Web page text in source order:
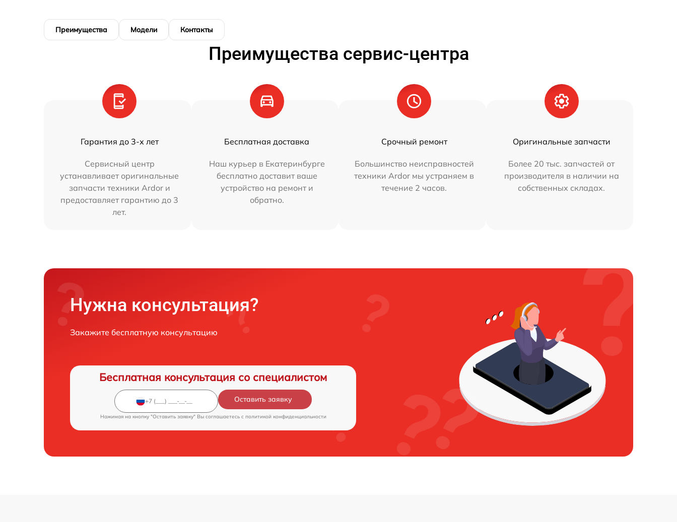
Преимущества Модели Контакты
Преимущества сервис-центра
Гарантия до 3-х лет
Сервисный центр
устанавливает оригинальные
запчасти техники Ardor и
предоставляет гарантию до 3
лет.
Бесплатная доставка
Наш курьер в Екатеринбурге
бесплатно доставит ваше
устройство на ремонт и
обратно.
Срочный ремонт
Большинство неисправностей
техники Ardor мы устраняем в
течение 2 часов.
Оригинальные запчасти
Более 20 тыс. запчастей от
производителя в наличии на
собственных складах.
Нужна консультация?
Закажите бесплатную консультацию
Бесплатная консультация со специалистом
Оставить заявку
Нажимая на кнопку "Оставить заявку" Вы соглашаетесь c политикой конфиденциальности